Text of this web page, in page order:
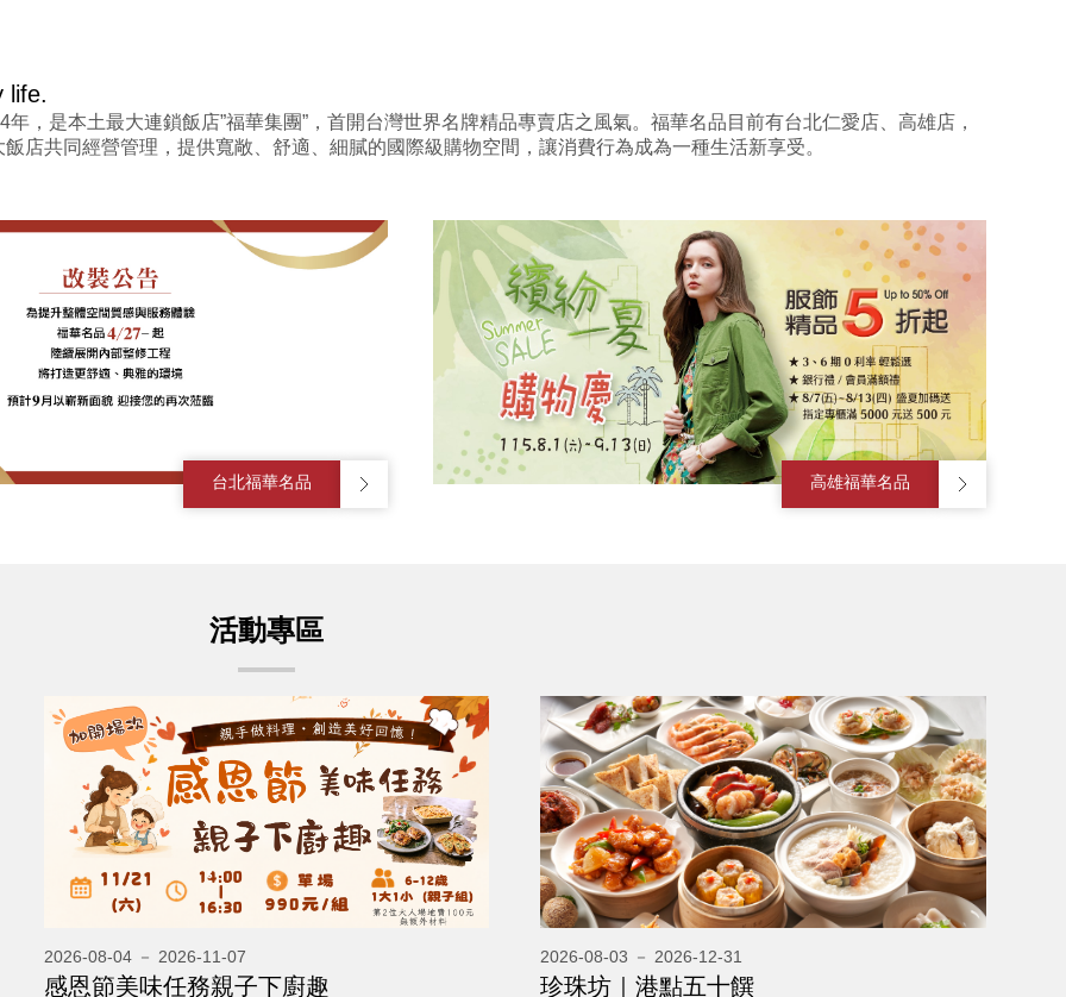
life.
年，是本土最大連鎖飯店”福華集團”，首開台灣世界名牌精品專賣店之風氣。福華名品目前有台北仁愛店、高雄店，
店共同經營管理，提供寬敞、舒適、細膩的國際級購物空間，讓消費行為成為一種生活新享受。
台北福華名品 高雄福華名品
活動專區
2026-08-04 － 2026-11-07
感恩節美味任務親子下廚趣
2026-08-03 － 2026-12-31
珍珠坊｜港點五十饌